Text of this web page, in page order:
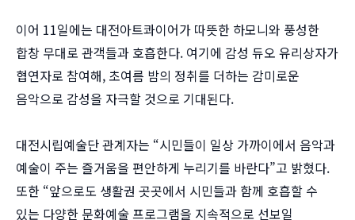
이어 11일에는 대전아트콰이어가 따뜻한 하모니와 풍성한
합창 무대로 관객들과 호흡한다. 여기에 감성 듀오 유리상자가
협연자로 참여해, 초여름 밤의 정취를 더하는 감미로운
음악으로 감성을 자극할 것으로 기대된다.
대전시립예술단 관계자는 “시민들이 일상 가까이에서 음악과
예술이 주는 즐거움을 편안하게 누리기를 바란다”고 밝혔다.
또한 “앞으로도 생활권 곳곳에서 시민들과 함께 호흡할 수
있는 다양한 문화예술 프로그램을 지속적으로 선보일